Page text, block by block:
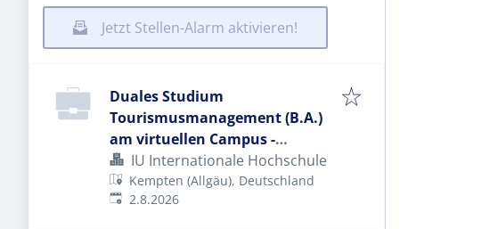
Jetzt Stellen-Alarm aktivieren!
Duales Studium
Tourismusmanagement (B.A.)
am virtuellen Campus -
Messecatering Deutschland®
IU Internationale Hochschule
Kempten (Allgäu), Deutschland
Veröffentlicht
2.8.2026